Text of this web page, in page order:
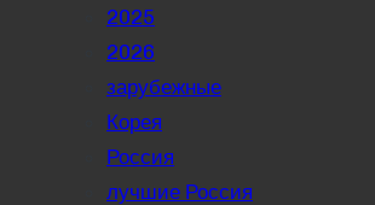
2025
2026
зарубежные
Корея
Россия
лучшие Россия